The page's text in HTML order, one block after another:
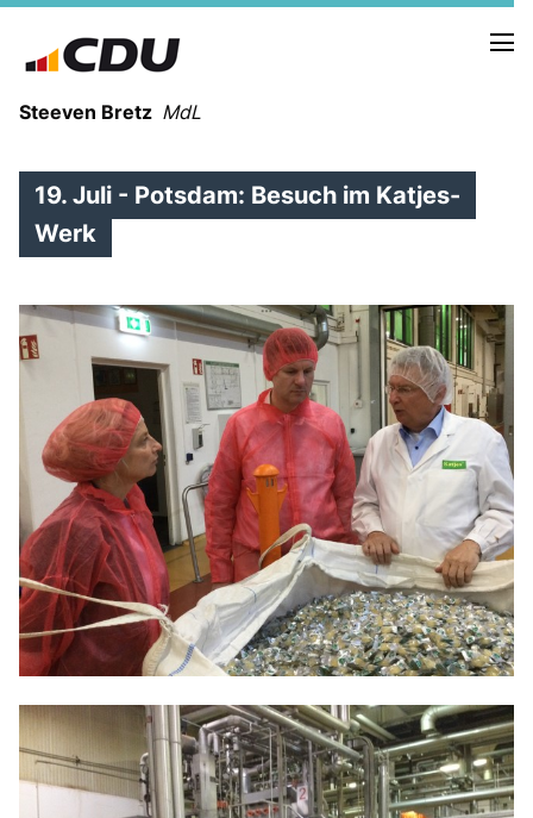
Steeven Bretz MdL
WAHLKREISBESUCHE
PRESSEFOTOS
MEIN BÜRGERBÜRO
MEIN WAHLKREIS
ZIELE
Redebeiträge
Anträge CDU
Kleine Anfragen
CDU Deutschland
CDU Brandenburg
CDU Potsdam
19. Juli - Potsdam: Besuch im Katjes-
Werk